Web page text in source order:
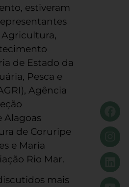
estiveram
de Estado da
Pesca e
Agência
Alagoas
de Coruripe
e Maria
Rio Mar.
mais